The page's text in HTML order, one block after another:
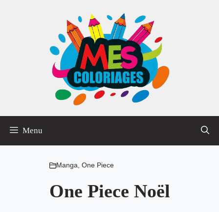
Menu
Manga, One Piece
One Piece Noël